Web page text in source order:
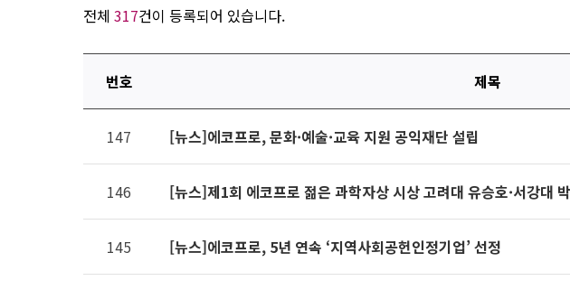
전체 317건이 등록되어 있습니다.
파일,
제목,
카테고리,
작성일
제공표
번호 제목
147 [뉴스]에코프로, 문화·예술·교육 지원 공익재단 설립
146 [뉴스]제1회 에코프로 젊은 과학자상 시상 고려대 유승호·서강대
145 [뉴스]에코프로, 5년 연속 ‘지역사회공헌인정기업’ 선정